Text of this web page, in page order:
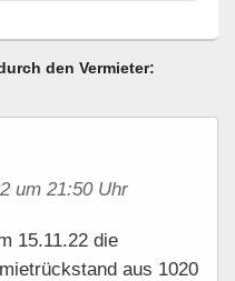
den Vermieter:
um 21:50 Uhr
15.11.22 die
aus 1020